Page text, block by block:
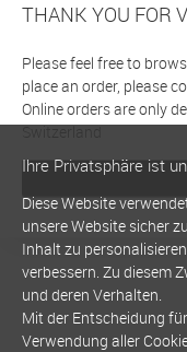
THANK YOU FOR
Please feel free to
place an order, please
Online orders are only
Switzerland
Ihre Privatsphäre ist
Diese Website
unsere Website sicher
Inhalt zu
verbessern. Zu diesem
und deren Verhalten.
Mit der Entscheidung
Verwendung aller